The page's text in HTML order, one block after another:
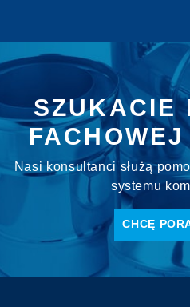
SZUKACIE
Nasi konsultanci służą
systemu
CHCĘ